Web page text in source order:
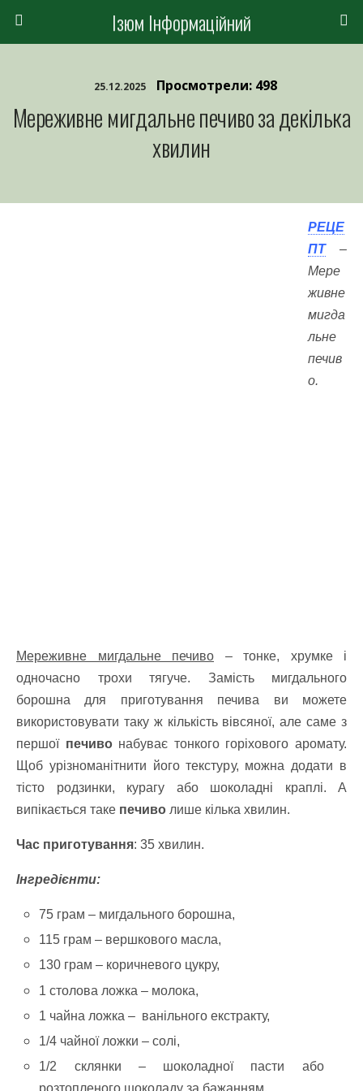
Ізюм Інформаційний
25.12.2025 Просмотрели: 498
Мереживне мигдальне печиво за декілька
хвилин
РЕЦЕ
ПТ–
Мере
живне
мигда
льне
печив
о.
Мереживне мигдальне печиво – тонке, хрумке і
одночасно трохи тягуче. Замість мигдального
борошна для приготування печива ви можете
використовувати таку ж кількість вівсяної, але саме з
першої печивонабуває тонкого горіхового аромату.
Щоб урізноманітнити його текстуру, можна додати в
тісто родзинки, курагу або шоколадні краплі. А
випікається таке печиво лише кілька хвилин.
Час приготування: 35 хвилин.
Інгредієнти:
75 грам – мигдального борошна,
115 грам – вершкового масла,
130 грам – коричневого цукру,
1 столова ложка – молока,
1 чайна ложка – ванільного екстракту,
1/4 чайної ложки – солі,
1/2 склянки – шоколадної пасти або
розтопленого шоколаду за бажанням.